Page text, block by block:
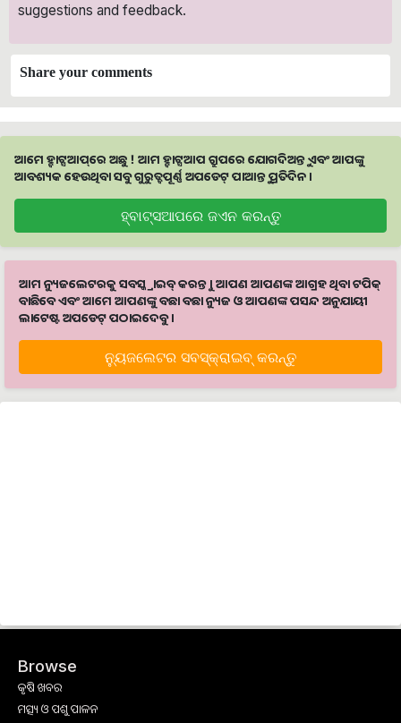
suggestions and feedback.
Share your comments
ଆମେ ହ୍ବାଟ୍ସଆପ୍‌ରେ ଅଛୁ ! ଆମ ହ୍ବାଟ୍ସଆପ ଗ୍ରୁପରେ ଯୋଗଦିଅନ୍ତୁ ଏବଂ ଆପଙ୍କୁ
ଆବଶ୍ୟକ ହେଉଥିବା ସବୁ ଗୁରୁତ୍ବପୂର୍ଣ୍ଣ ଅପଡେଟ୍‌ ପାଆନ୍ତୁ ପ୍ରତିଦିନ ।
ହ୍ବାଟ୍ସଆପରେ ଜଏନ କରନ୍ତୁ
ଆମ ନ୍ୟୁଜଲେଟରକୁ ସବସ୍କ୍ରାଇବ୍ କରନ୍ତୁ । ଆପଣ ଆପଣଙ୍କ ଆଗ୍ରହ ଥିବା ଟପିକ୍‌
ବାଛିବେ ଏବଂ ଆମେ ଆପଣଙ୍କୁ ବଛା ବଛା ନ୍ୟୁଜ ଓ ଆପଣଙ୍କ ପସନ୍ଦ ଅନୁଯାୟୀ
ଲାଟେଷ୍ଟ ଅପଡେଟ୍‌ ପଠାଇଦେବୁ ।
ନ୍ୟୁଜଲେଟର ସବସ୍କ୍ରାଇବ୍‌ କରନ୍ତୁ
Browse
କୃଷି ଖବର
ମତ୍ସ୍ୟ ଓ ପଶୁ ପାଳନ